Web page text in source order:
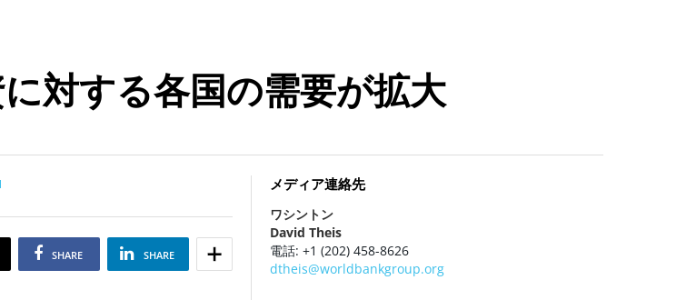
対する各国の需要が拡大
SHARE SHARE
メディア連絡先
ワシントン
David Theis
電話: +1 (202) 458-8626
dtheis@worldbankgroup.org